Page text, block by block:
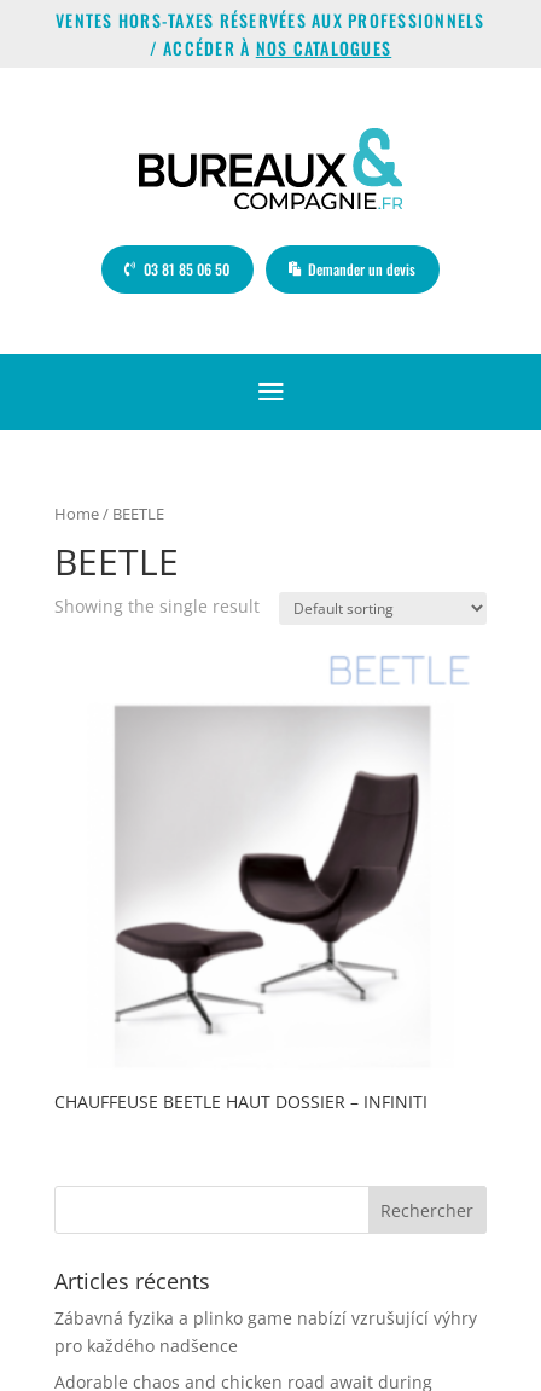
VENTES HORS-TAXES RÉSERVÉES AUX PROFESSIONNELS
/ ACCÉDER À NOS CATALOGUES
03 81 85 06 50 Demander un devis
a
Home/ BEETLE
BEETLE
Showing the single result
CHAUFFEUSE BEETLE HAUT DOSSIER – INFINITI
Articles récents
Zábavná fyzika a plinko game nabízí vzrušující výhry
pro každého nadšence
Adorable chaos and chicken road await during